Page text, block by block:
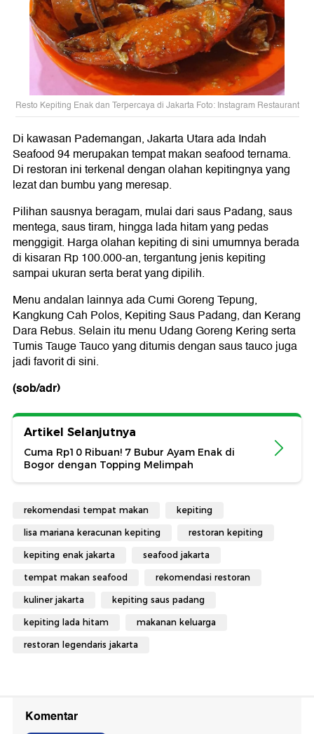
Resto Kepiting Enak dan Terpercaya di Jakarta Foto: Instagram Restaurant
Di kawasan Pademangan, Jakarta Utara ada Indah
Seafood 94 merupakan tempat makan seafood ternama.
Di restoran ini terkenal dengan olahan kepitingnya yang
lezat dan bumbu yang meresap.
Pilihan sausnya beragam, mulai dari saus Padang, saus
mentega, saus tiram, hingga lada hitam yang pedas
menggigit. Harga olahan kepiting di sini umumnya berada
di kisaran Rp 100.000-an, tergantung jenis kepiting
sampai ukuran serta berat yang dipilih.
Menu andalan lainnya ada Cumi Goreng Tepung,
Kangkung Cah Polos, Kepiting Saus Padang, dan Kerang
Dara Rebus. Selain itu menu Udang Goreng Kering serta
Tumis Tauge Tauco yang ditumis dengan saus tauco juga
jadi favorit di sini.
(sob/adr)
Artikel Selanjutnya
Cuma Rp10 Ribuan! 7 Bubur Ayam Enak di
Bogor dengan Topping Melimpah
rekomendasi tempat makan kepiting
lisa mariana keracunan kepiting restoran kepiting
kepiting enak jakarta seafood jakarta
tempat makan seafood rekomendasi restoran
kuliner jakarta kepiting saus padang
kepiting lada hitam makanan keluarga
restoran legendaris jakarta
Komentar